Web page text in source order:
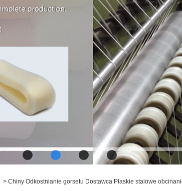
> Chiny Odkostnianie gorsetu Dostawca Płaskie stalowe